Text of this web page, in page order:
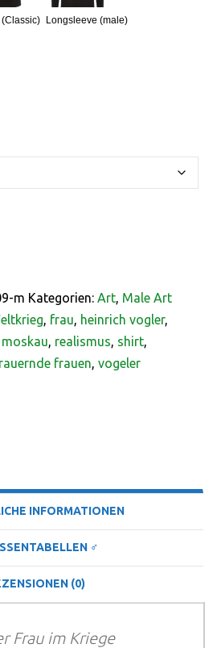
(Classic) Longsleeve (male)
m Kategorien: Art Male Art
frau heinrich vogler,
moskau realismus shirt
frauen vogeler
INFORMATIONEN
♂
(0)
Frau im Kriege